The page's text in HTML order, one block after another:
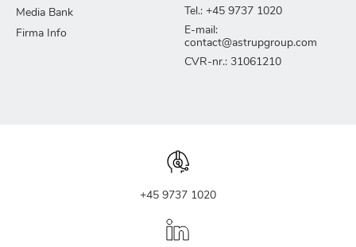
Media Bank
Firma Info
Tel.: +45 9737 1020
E-mail:
contact@astrupgroup.com
CVR-nr.: 31061210
+45 9737 1020